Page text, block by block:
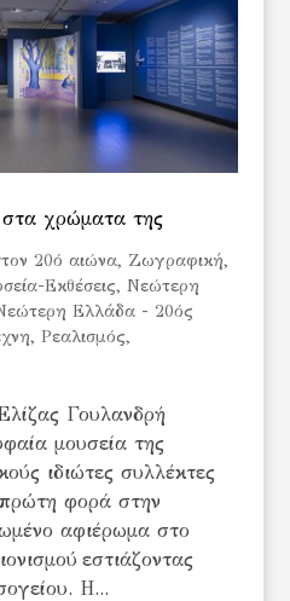
στα χρώματα της
20ό αιώνα, Ζωγραφική,
Εκθέσεις, Νεώτερη
Ελλάδα - 20ός
, Ρεαλισμός,
Γουλανδρή
μουσεία της
ιδιώτες συλλέκτες
πρώτη φορά στην
αφιέρωμα στο
εστιάζοντας
Η...